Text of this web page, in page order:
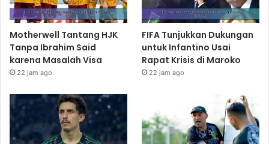
Motherwell Tantang HJK
Tanpa Ibrahim Said
karena Masalah Visa
22 jam ago
FIFA Tunjukkan Dukungan
untuk Infantino Usai
Rapat Krisis di Maroko
22 jam ago